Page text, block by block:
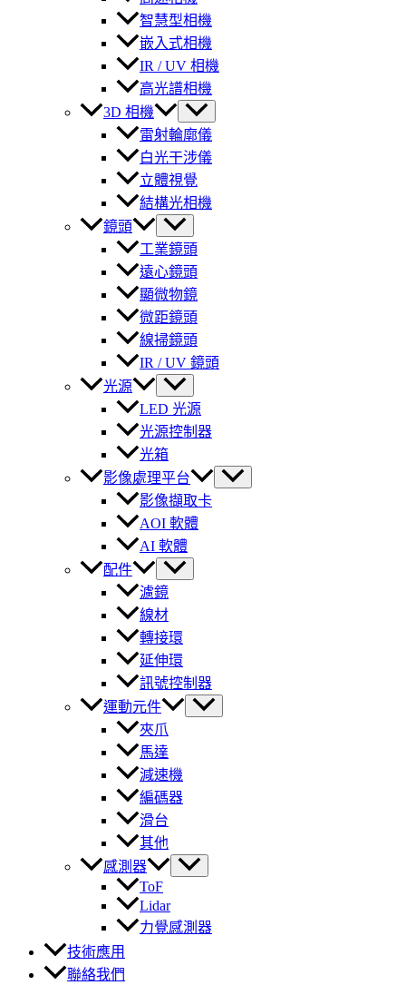
智慧型相機
嵌入式相機
IR / UV 相機
高光譜相機
3D 相機
雷射輪廓儀
白光干涉儀
立體視覺
結構光相機
鏡頭
工業鏡頭
遠心鏡頭
顯微物鏡
微距鏡頭
線掃鏡頭
IR / UV 鏡頭
光源
LED 光源
光源控制器
光箱
影像處理平台
影像擷取卡
AOI 軟體
AI 軟體
配件
濾鏡
線材
轉接環
延伸環
訊號控制器
運動元件
夾爪
馬達
減速機
編碼器
滑台
其他
感測器
ToF
Lidar
力覺感測器
技術應用
聯絡我們